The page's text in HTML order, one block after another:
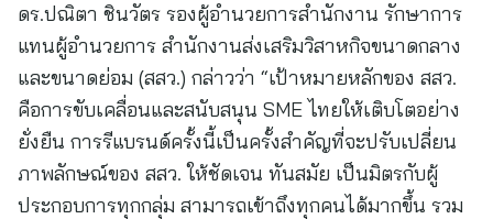
ดร.ปณิตา ชินวัตร รองผู้อำนวยการสำนักงาน รักษาการ
แทนผู้อำนวยการ สำนักงานส่งเสริมวิสาหกิจขนาดกลาง
และขนาดย่อม (สสว.) กล่าวว่า “เป้าหมายหลักของ สสว.
คือการขับเคลื่อนและสนับสนุน SME ไทยให้เติบโตอย่าง
ยั่งยืน การรีแบรนด์ครั้งนี้เป็นครั้งสำคัญที่จะปรับเปลี่ยน
ภาพลักษณ์ของ สสว. ให้ชัดเจน ทันสมัย เป็นมิตรกับผู้
ประกอบการทุกกลุ่ม สามารถเข้าถึงทุกคนได้มากขึ้น รวม